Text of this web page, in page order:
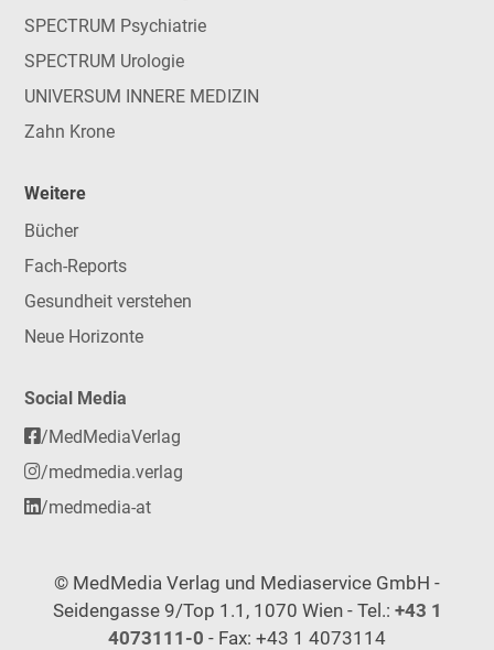
SPECTRUM Psychiatrie
SPECTRUM Urologie
UNIVERSUM INNERE MEDIZIN
Zahn Krone
Weitere
Bücher
Fach-Reports
Gesundheit verstehen
Neue Horizonte
Social Media
/MedMediaVerlag
/medmedia.verlag
/medmedia-at
© MedMedia Verlag und Mediaservice GmbH -
Seidengasse 9/Top 1.1, 1070 Wien - Tel.: +43 1
4073111-0 - Fax: +43 1 4073114